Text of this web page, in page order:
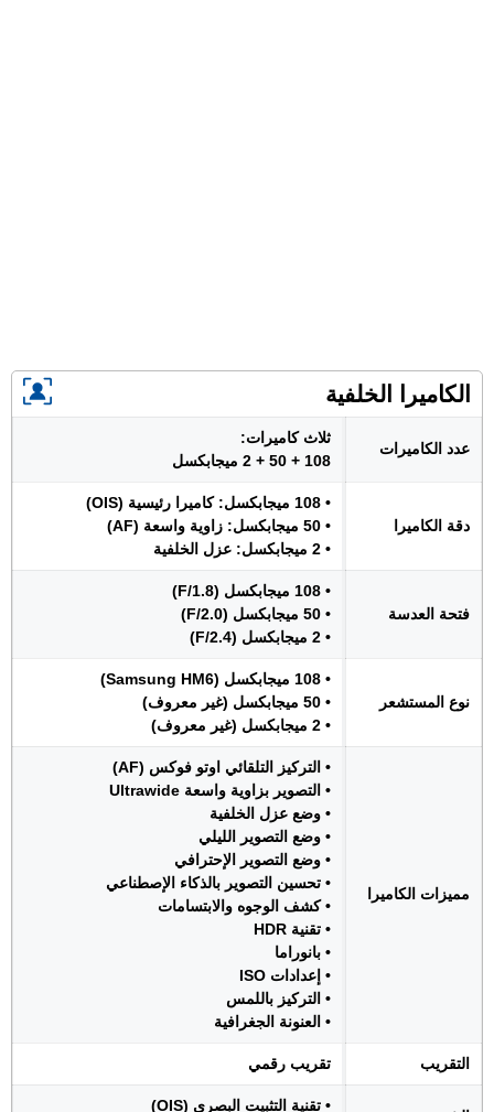
الكاميرا الخلفية
عدد الكاميرات
ثلاث كاميرات:
108 + 50 + 2 ميجابكسل
دقة الكاميرا
• 108 ميجابكسل: كاميرا رئيسية (OIS)
• 50 ميجابكسل: زاوية واسعة (AF)
• 2 ميجابكسل: عزل الخلفية
فتحة العدسة
• 108 ميجابكسل (F/1.8)
• 50 ميجابكسل (F/2.0)
• 2 ميجابكسل (F/2.4)
نوع المستشعر
• 108 ميجابكسل (Samsung HM6)
• 50 ميجابكسل (غير معروف)
• 2 ميجابكسل (غير معروف)
مميزات الكاميرا
• التركيز التلقائي اوتو فوكس (AF)
• التصوير بزاوية واسعة Ultrawide
• وضع عزل الخلفية
• وضع التصوير الليلي
• وضع التصوير الإحترافي
• تحسين التصوير بالذكاء الإصطناعي
• كشف الوجوه والابتسامات
• تقنية HDR
• بانوراما
• إعدادات ISO
• التركيز باللمس
• العنونة الجغرافية
التقريب تقريب رقمي
• تقنية التثبيت البصري (OIS)